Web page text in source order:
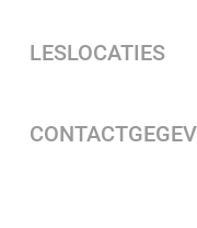
LESLOCATIES